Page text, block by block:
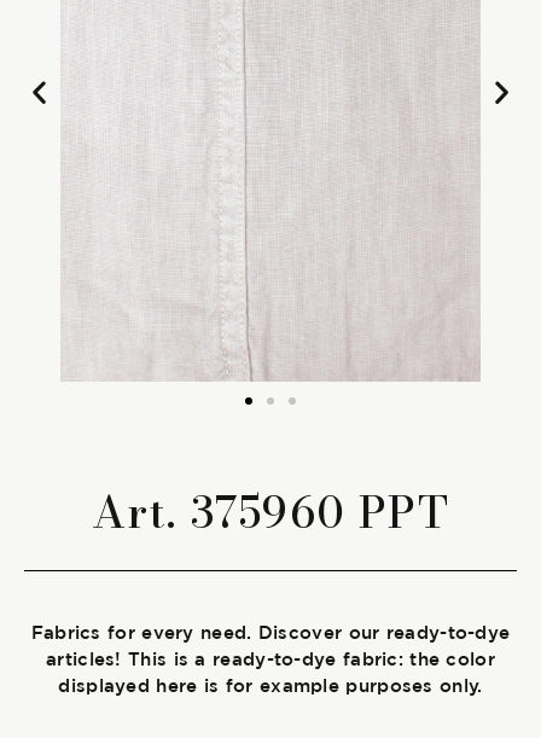
Art. 375960 PPT
Fabrics for every need. Discover our ready-to-dye
articles! This is a ready-to-dye fabric: the color
displayed here is for example purposes only.
Work with us
Share our fabrics
THE FABRICS
The season Fall/Winter
The season Spring/Summer
bunch
SUSTAINABILITY
UpCycle
Certifications